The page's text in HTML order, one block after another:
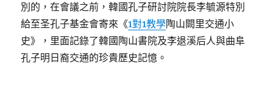
別的，在會議之前，韓國孔子研討院院長李毓源特別
給至圣孔子基金會寄來《1對1教學陶山闕里交通小
史》，里面記錄了韓國陶山書院及李退溪后人與曲阜
孔子明日裔交通的珍貴歷史記憶。